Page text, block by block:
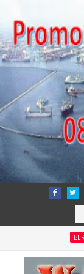
BERITA
Jasa